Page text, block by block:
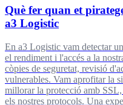
Què fer quan et
a3 Logistic
En a3 Logistic vam detectar
el rendiment i l'accés a la
còpies de seguretat, revisió
vulnerables. Vam aprofitar la
millorar la protecció amb
els nostres protocols. Una